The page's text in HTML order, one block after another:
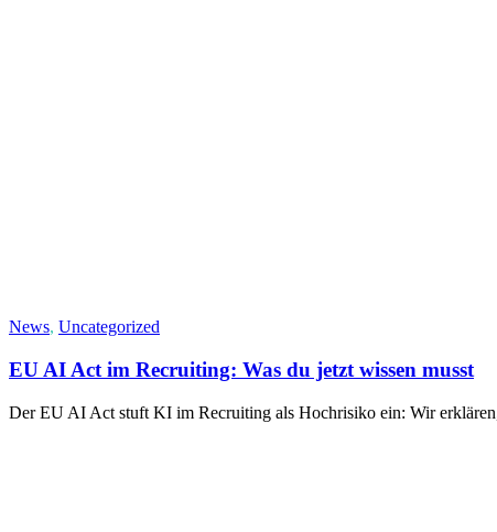
News, Uncategorized
EU AI Act im Recruiting: Was du jetzt wissen musst
Der EU AI Act stuft KI im Recruiting als Hochrisiko ein: Wir